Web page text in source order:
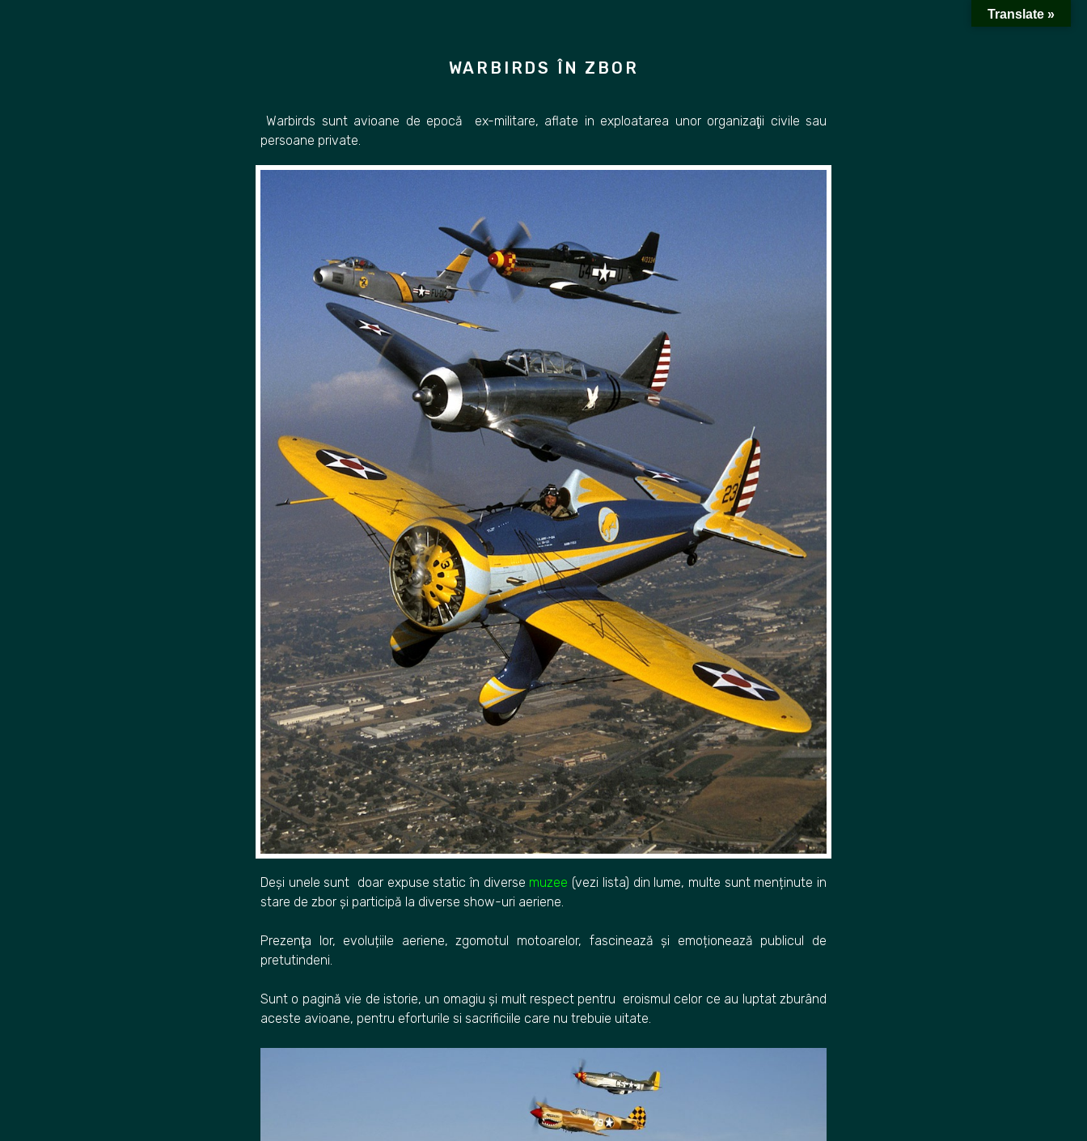
WARBIRDS ÎN ZBOR
Warbirds sunt avioane de epocă ex-militare, aflate in exploatarea unor organizaţii civile sau
persoane private.
Deși unele sunt doar expuse static în diverse muzee (vezi lista) din lume, multe sunt menținute in
stare de zbor și participă la diverse show-uri aeriene.
Prezenţa lor, evoluțiile aeriene, zgomotul motoarelor, fascinează și emoționează publicul de
pretutindeni.
Sunt o pagină vie de istorie, un omagiu și mult respect pentru eroismul celor ce au luptat zburând
aceste avioane, pentru eforturile si sacrificiile care nu trebuie uitate.
Translate »